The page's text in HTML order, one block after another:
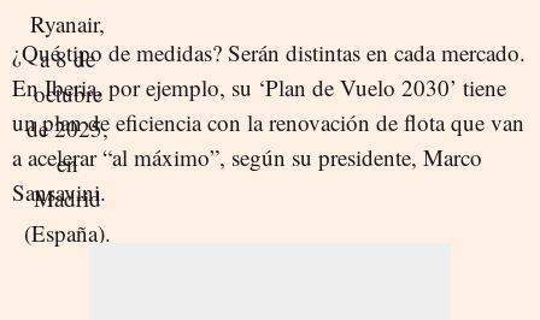
¿Qué tipo de medidas? Serán distintas en cada mercado.
En Iberia, por ejemplo, su ‘Plan de Vuelo 2030’ tiene
un plan de eficiencia con la renovación de flota que van
a acelerar “al máximo”, según su presidente, Marco
Sansavini.